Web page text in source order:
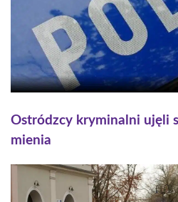
Ostródzcy kryminalni ujęli
mienia